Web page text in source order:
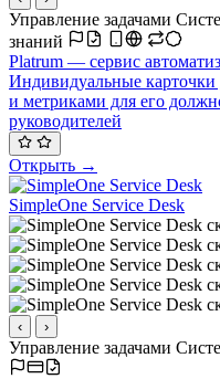
Управление задачами
знаний
Platrum — сервис
Индивидуальные карточки
и метриками для его
руководителей
Открыть →
SimpleOne Service Desk
‹ ›
Управление задачами